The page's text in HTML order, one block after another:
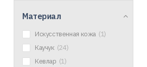
Материал
Искусственная кожа (1)
Каучук (24)
Кевлар (1)